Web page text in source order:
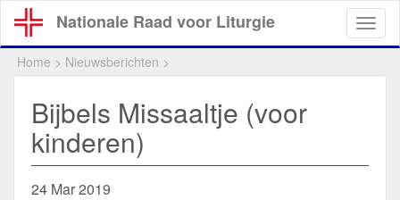
Overslaan
en
naar
Nationale Raad voor Liturgie
Home > Nieuwsberichten >
Bijbels Missaaltje (voor
kinderen)
24 Mar 2019